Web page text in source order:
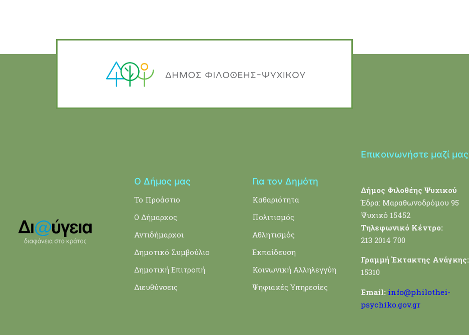
Ο Δήμος μας
Το Προάστιο
Ο Δήμαρχος
Αντιδήμαρχοι
Δημοτικό Συμβούλιο
Δημοτική Επιτροπή
Διευθύνσεις
Για τον Δημότη
Καθαριότητα
Πολιτισμός
Αθλητισμός
Εκπαίδευση
Κοινωνική Αλληλεγγύη
Ψηφιακές Υπηρεσίες
Επικοινωνήστε μαζί μας
Δήμος Φιλοθέης Ψυχικού
Έδρα: Μαραθωνοδρόμου 95
Ψυχικό 15452
Τηλεφωνικό Κέντρο:
213 2014 700
Γραμμή Έκτακτης Ανάγκης:
15310
Email: info@philothei-
psychiko.gov.gr